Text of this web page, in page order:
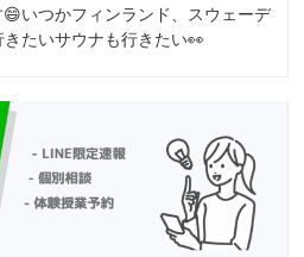
いつかフィンランド、スウェーデ
きたいサウナも行きたい👀